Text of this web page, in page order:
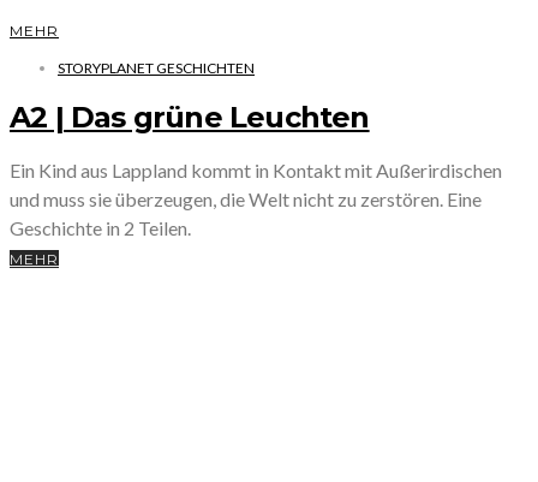
MEHR
STORYPLANET GESCHICHTEN
A2 | Das grüne Leuchten
Ein Kind aus Lappland kommt in Kontakt mit Außerirdischen
und muss sie überzeugen, die Welt nicht zu zerstören. Eine
Geschichte in 2 Teilen.
MEHR